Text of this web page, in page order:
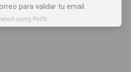
ARTÍCULOS
para validar tu email.
using Perfit